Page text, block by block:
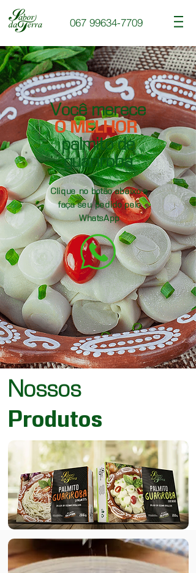
067 99634-7709
Você merece
O MELHOR
palmito de
guariroba
Clique no botão abaixo e
faça seu pedido pelo
WhatsApp
Nossos
Produtos